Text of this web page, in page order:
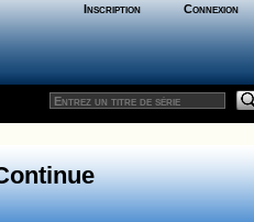
Inscription Connexion